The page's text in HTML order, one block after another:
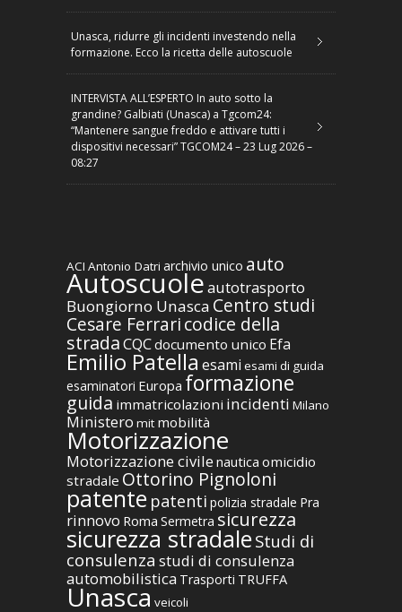
Unasca, ridurre gli incidenti investendo nella
formazione. Ecco la ricetta delle autoscuole
INTERVISTA ALL’ESPERTO In auto sotto la
grandine? Galbiati (Unasca) a Tgcom24:
“Mantenere sangue freddo e attivare tutti i
dispositivi necessari” TGCOM24 – 23 Lug 2026 –
08:27
ACI Antonio Datri archivio unico auto
Autoscuoleautotrasporto
Buongiorno Unasca Centro studi
Cesare Ferraricodice della
stradaCQCdocumento unico Efa
Emilio Patella esami esami di guida
esaminatori Europa formazione
guida immatricolazioni incidenti Milano
Ministero mit mobilità
Motorizzazione
Motorizzazione civile nautica omicidio
stradale Ottorino Pignoloni
patente patenti polizia stradale Pra
rinnovo Roma Sermetra sicurezza
sicurezza stradaleStudi di
consulenza studi di consulenza
automobilistica Trasporti TRUFFA
Unasca veicoli